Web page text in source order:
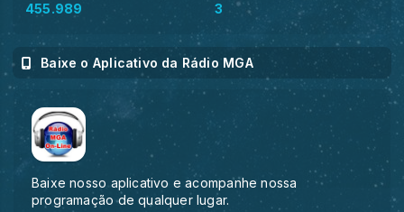
455.989
3
Baixe o Aplicativo da Rádio MGA
Baixe nosso aplicativo e acompanhe nossa
programação de qualquer lugar.